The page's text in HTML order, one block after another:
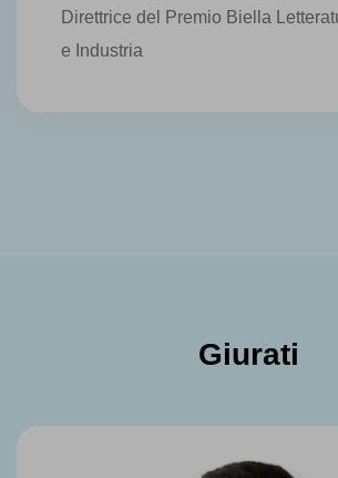
Direttrice del Premio Biella
e Industria
Giurati